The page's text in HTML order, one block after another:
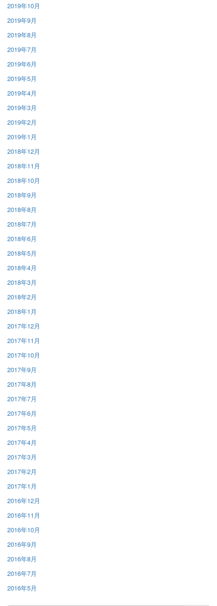
2019年10月
2019年9月
2019年8月
2019年7月
2019年6月
2019年5月
2019年4月
2019年3月
2019年2月
2019年1月
2018年12月
2018年11月
2018年10月
2018年9月
2018年8月
2018年7月
2018年6月
2018年5月
2018年4月
2018年3月
2018年2月
2018年1月
2017年12月
2017年11月
2017年10月
2017年9月
2017年8月
2017年7月
2017年6月
2017年5月
2017年4月
2017年3月
2017年2月
2017年1月
2016年12月
2016年11月
2016年10月
2016年9月
2016年8月
2016年7月
2016年5月